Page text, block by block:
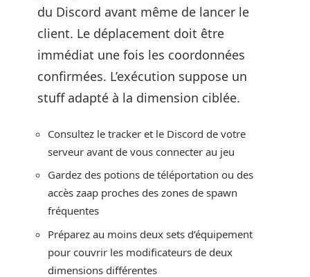
du Discord avant même de lancer le
client. Le déplacement doit être
immédiat une fois les coordonnées
confirmées. L’exécution suppose un
stuff adapté à la dimension ciblée.
Consultez le tracker et le Discord de votre
serveur avant de vous connecter au jeu
Gardez des potions de téléportation ou des
accès zaap proches des zones de spawn
fréquentes
Préparez au moins deux sets d’équipement
pour couvrir les modificateurs de deux
dimensions différentes